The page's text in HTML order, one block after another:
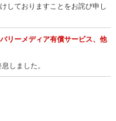
しておりますことをお詫び申し
リーメディア有償サービス、他
しました。